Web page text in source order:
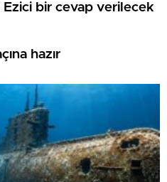
bir cevap verilecek
hazır